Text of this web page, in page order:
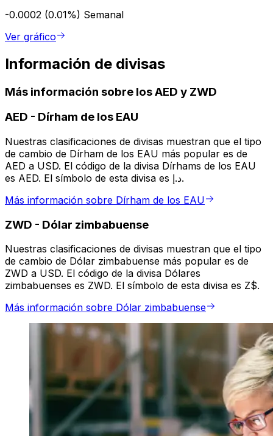
-0.0002 (0.01%) Semanal
Ver gráfico
Información de divisas
Más información sobre los AED y ZWD
AED - Dírham de los EAU
Nuestras clasificaciones de divisas muestran que el tipo
de cambio de Dírham de los EAU más popular es de
AED a USD. El código de la divisa Dírhams de los EAU
es AED. El símbolo de esta divisa es د.إ.
Más información sobre Dírham de los EAU
ZWD - Dólar zimbabuense
Nuestras clasificaciones de divisas muestran que el tipo
de cambio de Dólar zimbabuense más popular es de
ZWD a USD. El código de la divisa Dólares
zimbabuenses es ZWD. El símbolo de esta divisa es Z$.
Más información sobre Dólar zimbabuense